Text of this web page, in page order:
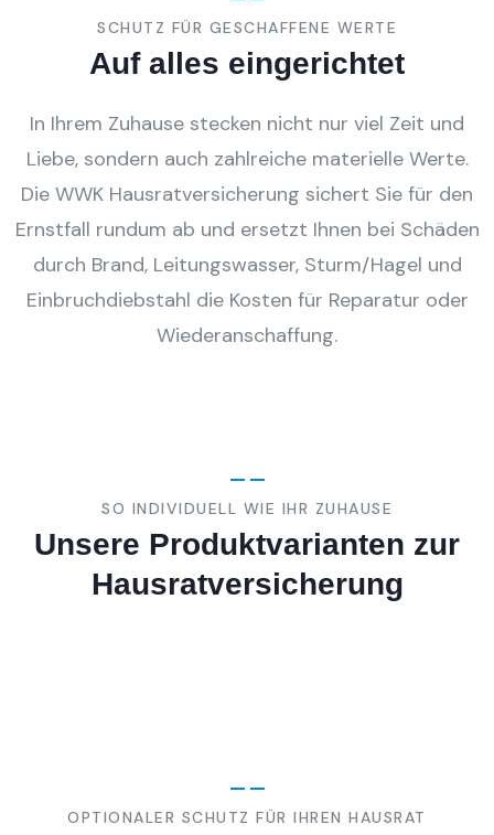
SCHUTZ FÜR GESCHAFFENE WERTE
Auf alles eingerichtet
In Ihrem Zuhause stecken nicht nur viel Zeit und
Liebe, sondern auch zahlreiche materielle Werte.
Die WWK Hausratversicherung sichert Sie für den
Ernstfall rundum ab und ersetzt Ihnen bei Schäden
durch Brand, Leitungswasser, Sturm/Hagel und
Einbruchdiebstahl die Kosten für Reparatur oder
Wiederanschaffung.
SO INDIVIDUELL WIE IHR ZUHAUSE
Unsere Produktvarianten zur
Hausratversicherung
OPTIONALER SCHUTZ FÜR IHREN HAUSRAT